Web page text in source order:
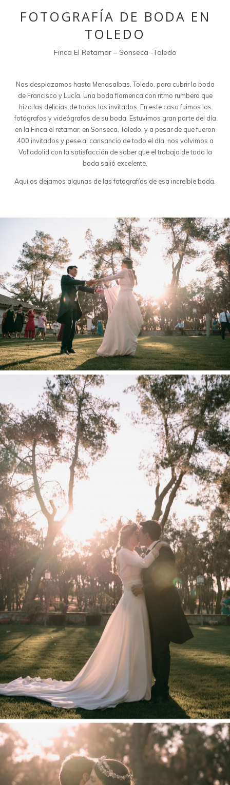
FOTOGRAFÍA DE BODA EN
TOLEDO
Finca El Retamar – Sonseca -Toledo
Nos desplazamos hasta Menasalbas, Toledo, para cubrir la boda
de Francisco y Lucía. Una boda flamenca con ritmo rumbero que
hizo las delicias de todos los invitados. En este caso fuimos los
fotógrafos y videógrafos de su boda. Estuvimos gran parte del día
en la Finca el retamar, en Sonseca, Toledo, y a pesar de que fueron
400 invitados y pese al cansancio de todo el día, nos volvimos a
Valladolid con la satisfacción de saber que el trabajo de toda la
boda salió excelente.
Aquí os dejamos algunas de las fotografías de esa increíble boda.